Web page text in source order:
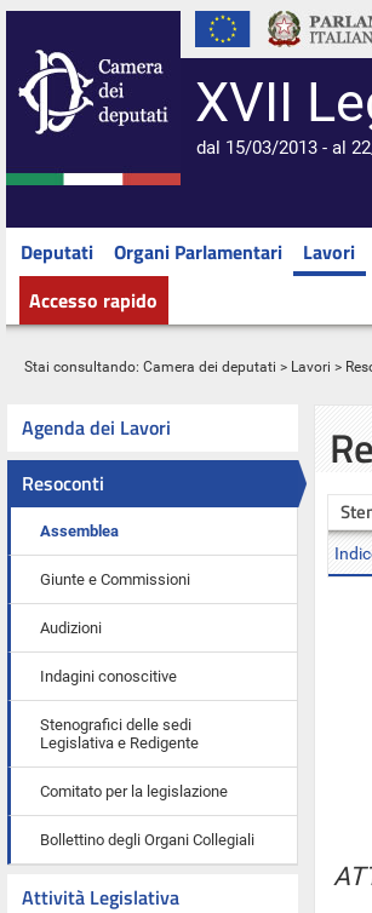
XVII
dal 15/03/2013 - al
Deputati Organi Parlamentari Lavori
Accesso rapido
Stai consultando: Camera dei deputati > Lavori >
Agenda dei Lavori
Resoconti
Assemblea
Giunte e Commissioni
Audizioni
Indagini conoscitive
Stenografici delle sedi
Legislativa e Redigente
Comitato per la legislazione
Bollettino degli Organi Collegiali
Attività Legislativa